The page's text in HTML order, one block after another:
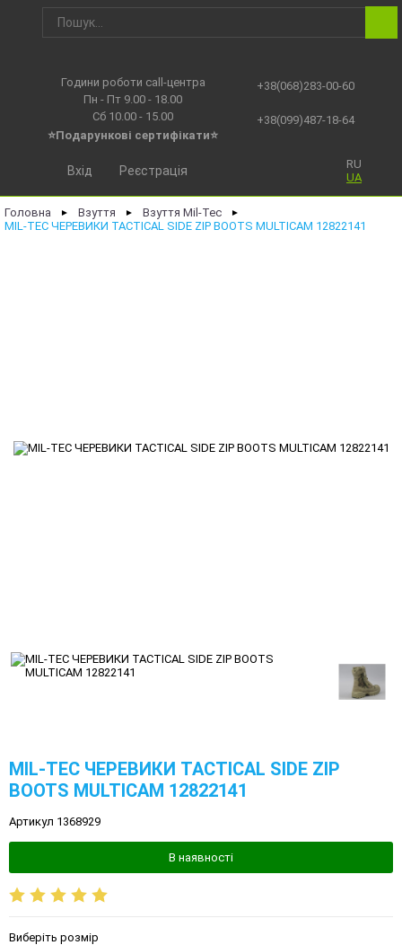
Години роботи call-центра
Пн - Пт 9.00 - 18.00
Сб 10.00 - 15.00
⭐Подарункові сертифікати⭐
+38(068)283-00-60
+38(099)487-18-64
RU
UA
Вхід Реєстрація
Головна ► Взуття ► Взуття Mil-Tec ►
MIL-TEC ЧЕРЕВИКИ TACTICAL SIDE ZIP BOOTS MULTICAM 12822141
MIL-TEC ЧЕРЕВИКИ TACTICAL SIDE ZIP
BOOTS MULTICAM 12822141
Артикул 1368929
В наявності
Виберіть розмір